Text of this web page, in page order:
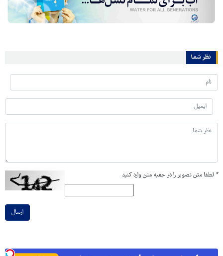
نظر شما
* لطفا متن تصویر را در جعبه متن وارد کنید
ارسال